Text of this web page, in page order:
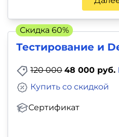
Тестирование и
120 000 48 000 руб.
Сертификат
Купить со скидкой
Скидка 60%